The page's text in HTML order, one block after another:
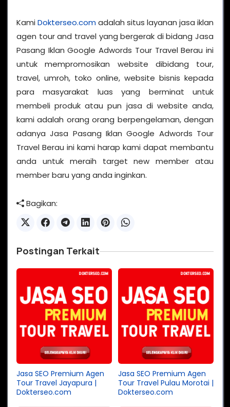
KamiDokterseo.comadalah situs layanan jasa iklan
agen tour and travel yang bergerak di bidang Jasa
Pasang Iklan Google Adwords Tour Travel Berau ini
untuk mempromosikan website dibidang tour,
travel, umroh, toko online, website bisnis kepada
para masyarakat luas yang berminat untuk
membeli produk atau pun jasa di website anda,
kami adalah orang orang berpengelaman, dengan
adanya Jasa Pasang Iklan Google Adwords Tour
Travel Berau ini kami harap kami dapat membantu
anda untuk meraih target new member atau
member baru yang anda inginkan.
Bagikan:
Postingan Terkait
Jasa SEO Premium Agen
Tour Travel Jayapura |
Dokterseo.com
Jasa SEO Premium Agen
Tour Travel Pulau Morotai |
Dokterseo.com